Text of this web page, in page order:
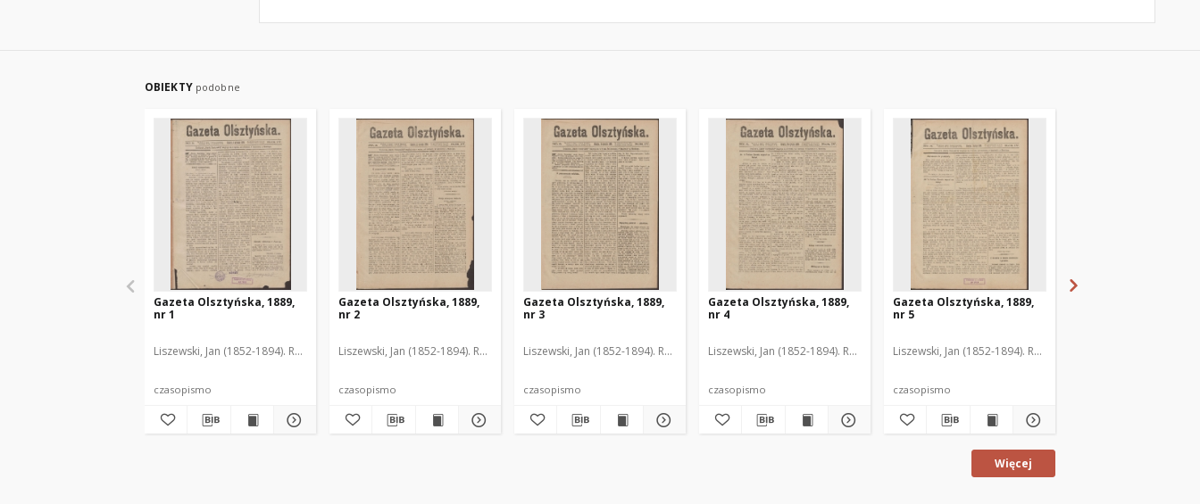
OBIEKTY podobne
Gazeta Olsztyńska, 1889,
nr 1
Liszewski, Jan (1852-1894). Red.
czasopismo
Gazeta Olsztyńska, 1889,
nr 2
Liszewski, Jan (1852-1894). Red.
czasopismo
Gazeta Olsztyńska, 1889,
nr 3
Liszewski, Jan (1852-1894). Red.
czasopismo
Gazeta Olsztyńska, 1889,
nr 4
Liszewski, Jan (1852-1894). Red.
czasopismo
Gazeta Olsztyńska, 1889,
nr 5
Liszewski, Jan (1852-1894). Red.
czasopismo
Więcej